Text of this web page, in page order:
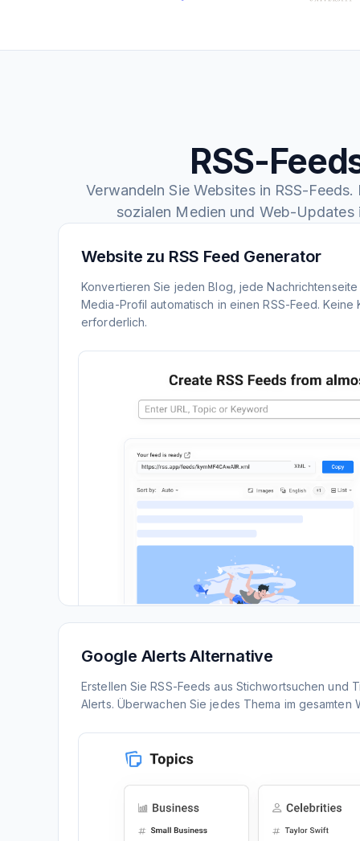
RSS-
Verwandeln Sie Websites in RSS-
sozialen Medien und Web-Updates
Website zu RSS Feed Generator
Konvertieren Sie jeden Blog, jede
Media-Profil automatisch in einen RSS-Feed. Keine
erforderlich.
Google Alerts Alternative
Erstellen Sie RSS-Feeds aus Stichwortsuchen und
Alerts. Überwachen Sie jedes Thema im gesamten